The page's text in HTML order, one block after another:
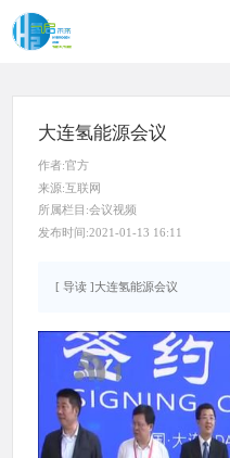
大连氢能源会议
作者:官方
来源:互联网
所属栏目:会议视频
发布时间:2021-01-13 16:11
[ 导读 ]大连氢能源会议